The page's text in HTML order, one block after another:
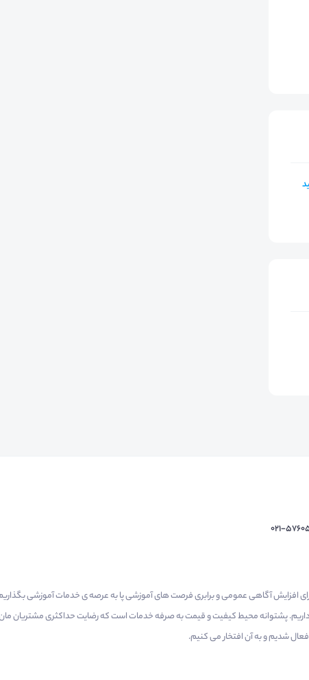
021-
که تصمیم گرفتیم برای افزایش آگاهی عمومی و برابری فرصت های آموزشی پا به عرصه ی خدمات آموزشی
پشتوانه محیط کیفیت و قیمت به صرفه خدمات است که رضایت حداکثری مشتریان مان
شدیم و به آن افتخار می‌ کنیم.